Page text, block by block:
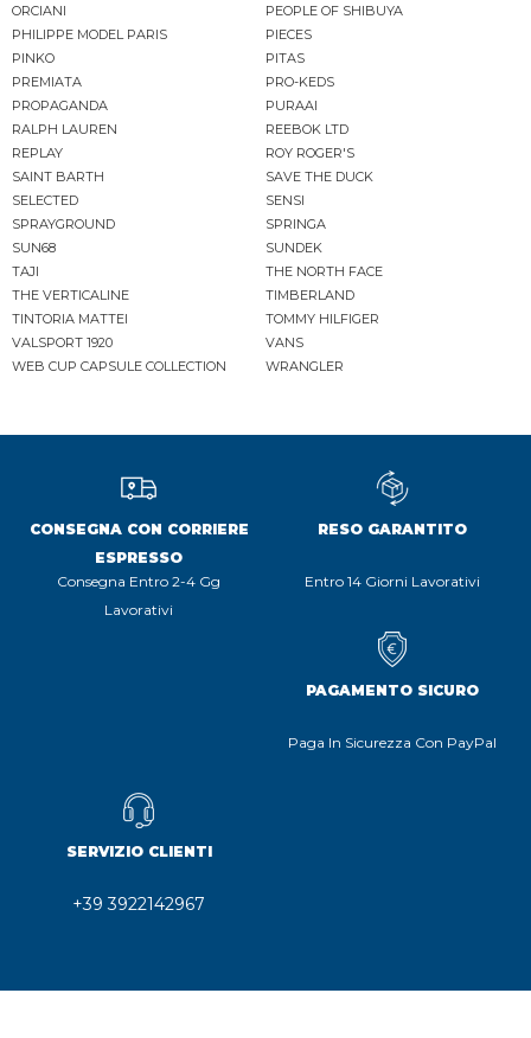
ORCIANI
PEOPLE OF SHIBUYA
PHILIPPE MODEL PARIS
PIECES
PINKO
PITAS
PREMIATA
PRO-KEDS
PROPAGANDA
PURAAI
RALPH LAUREN
REEBOK LTD
REPLAY
ROY ROGER'S
SAINT BARTH
SAVE THE DUCK
SELECTED
SENSI
SPRAYGROUND
SPRINGA
SUN68
SUNDEK
TAJI
THE NORTH FACE
THE VERTICALINE
TIMBERLAND
TINTORIA MATTEI
TOMMY HILFIGER
VALSPORT 1920
VANS
WEB CUP CAPSULE COLLECTION
WRANGLER
CONSEGNA CON CORRIERE
ESPRESSO
Consegna Entro 2-4 Gg
Lavorativi
RESO GARANTITO
Entro 14 Giorni Lavorativi
PAGAMENTO SICURO
Paga In Sicurezza Con PayPal
SERVIZIO CLIENTI
+39 3922142967